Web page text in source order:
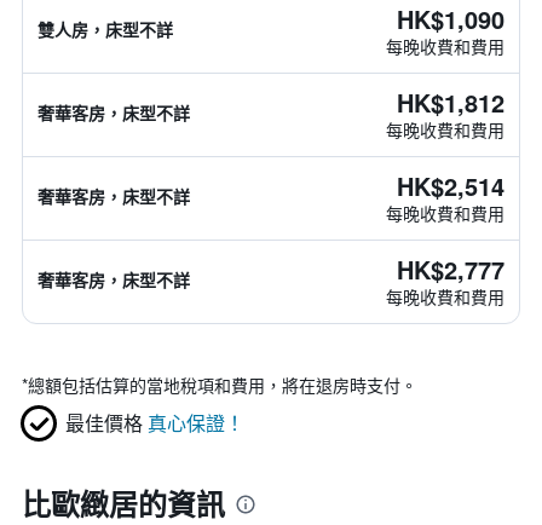
雙人房，床型不詳 HK$1,090
每晚收費和費用
奢華客房，床型不詳 HK$1,812
每晚收費和費用
奢華客房，床型不詳 HK$2,514
每晚收費和費用
奢華客房，床型不詳 HK$2,777
每晚收費和費用
*總額包括估算的當地稅項和費用，將在退房時支付。
最佳價格 真心保證！
比歐緻居的資訊